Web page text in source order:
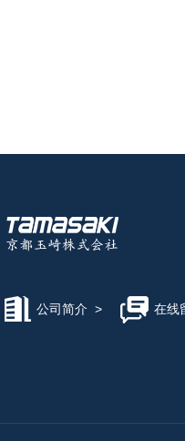
公司简介 > 在线